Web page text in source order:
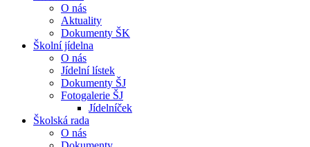
O nás
Aktuality
Dokumenty ŠK
Školní jídelna
O nás
Jídelní lístek
Dokumenty ŠJ
Fotogalerie ŠJ
Jídelníček
Školská rada
O nás